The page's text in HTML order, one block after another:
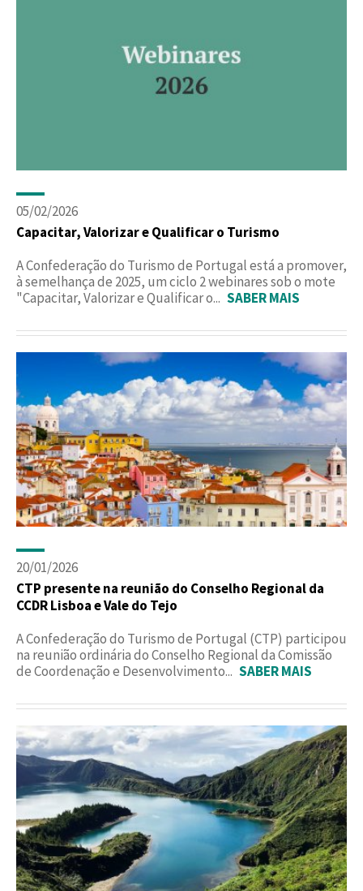
05/02/2026
Capacitar, Valorizar e Qualificar o Turismo
A Confederação do Turismo de Portugal está a promover,
à semelhança de 2025, um ciclo 2 webinares sob o mote
"Capacitar, Valorizar e Qualificar o... SABER MAIS
20/01/2026
CTP presente na reunião do Conselho Regional da
CCDR Lisboa e Vale do Tejo
A Confederação do Turismo de Portugal (CTP) participou
na reunião ordinária do Conselho Regional da Comissão
de Coordenação e Desenvolvimento... SABER MAIS